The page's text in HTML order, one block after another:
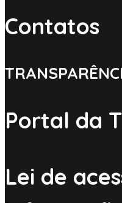
Contatos
Portal da
Lei de